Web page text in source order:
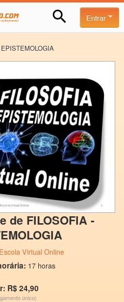
Entrar
de FILOSOFIA -
Escola Virtual Online
17 horas
R$ 24,90
único)